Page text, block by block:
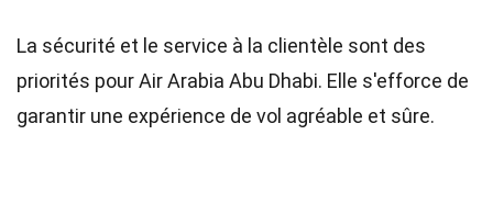
La sécurité et le service à la clientèle sont des
priorités pour Air Arabia Abu Dhabi. Elle s'efforce de
garantir une expérience de vol agréable et sûre.